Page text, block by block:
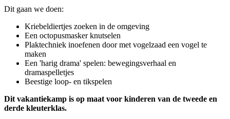
Dit gaan we doen:
Kriebeldiertjes zoeken in de omgeving
Een octopusmasker knutselen
Plaktechniek inoefenen door met vogelzaad een vogel te
maken
Een 'harig drama' spelen: bewegingsverhaal en
dramaspelletjes
Beestige loop- en tikspelen
Dit vakantiekamp is op maat voor kinderen van de tweede en
derde kleuterklas.